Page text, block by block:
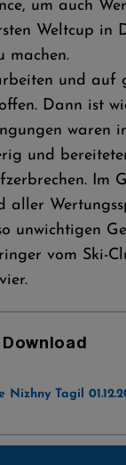
um auch
Weltcup in
machen.
und auf
Dann ist
waren
und
Im
aller
unwichtigen
vom Ski-
Nizhny Tagil